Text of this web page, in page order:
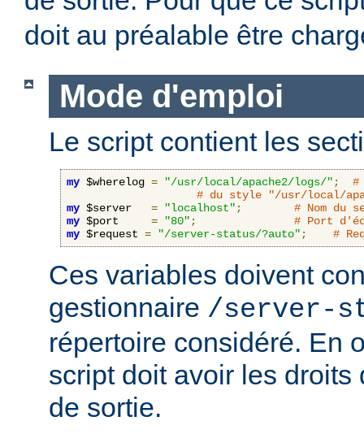
doit au préalable être
Mode d'emploi
Le script contient les
my $wherelog = "/usr/local/apache2/logs/" ;
#
# du style "/usr/local/
my $server = "localhost" ;
# Nom du
my $port = "80" ;
# Port
my $request = "/server-status/?auto" ; #
Ces variables doivent
gestionnaire /server-
répertoire considéré. En
script doit avoir les
de sortie.